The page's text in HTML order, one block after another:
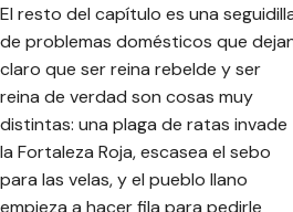
El resto del capítulo es una
de problemas domésticos que
claro que ser reina rebelde y ser
reina de verdad son cosas muy
distintas: una plaga de ratas invade
la Fortaleza Roja, escasea el sebo
para las velas, y el pueblo llano
empieza a hacer fila para pedirle